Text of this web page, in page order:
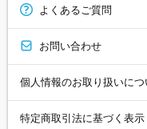
よくあるご質問
お問い合わせ
個人情報のお取り扱いにつ
特定商取引法に基づく表示